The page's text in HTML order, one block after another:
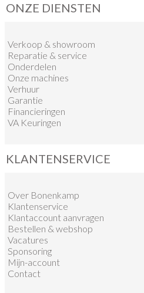
ONZE DIENSTEN
Verkoop & showroom
Reparatie & service
Onderdelen
Onze machines
Verhuur
Garantie
Financieringen
VA Keuringen
KLANTENSERVICE
Over Bonenkamp
Klantenservice
Klantaccount aanvragen
Bestellen & webshop
Vacatures
Sponsoring
Mijn-account
Contact